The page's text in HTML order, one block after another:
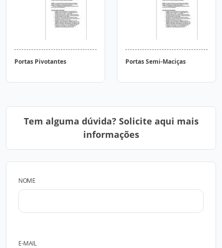
Portas Pivotantes Portas Semi-Maciças
Tem alguma dúvida? Solicite aqui mais
informações
NOME
E-MAIL